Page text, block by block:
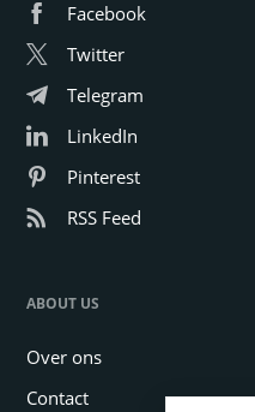
Facebook
Twitter
Telegram
LinkedIn
Pinterest
RSS Feed
ABOUT US
Over ons
Contact